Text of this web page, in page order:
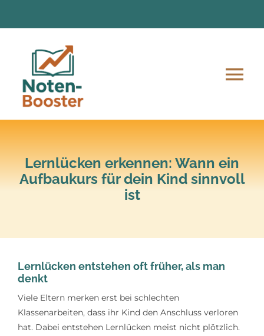
Angebote
Anmeldung und Ablauf
Lern-Material
Lerntipps
Lernlücken erkennen: Wann ein
Aufbaukurs für dein Kind sinnvoll
ist
Lernlücken entstehen oft früher, als man
denkt
Viele Eltern merken erst bei schlechten
Klassenarbeiten, dass ihr Kind den Anschluss verloren
hat. Dabei entstehen Lernlücken meist nicht plötzlich.